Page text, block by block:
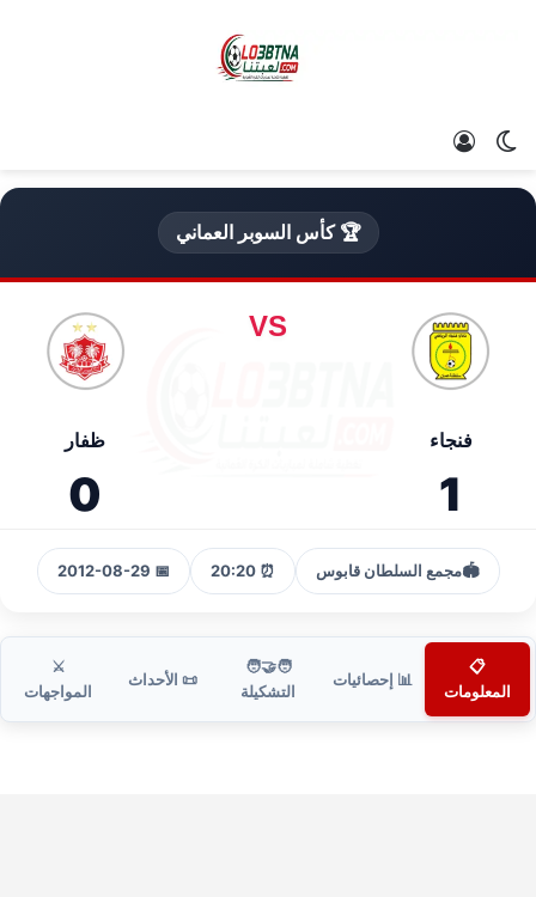
الوضع المظلم
🏆 كأس السوبر العماني
فنجاء
1
VS
ظفار
0
🏟️مجمع السلطان قابوس ⏰ 20:20
📅 2012-08-29
📋
المعلومات
📊 إحصائيات
🧑‍🤝‍🧑
التشكيلة
📜 الأحداث
⚔️
المواجهات